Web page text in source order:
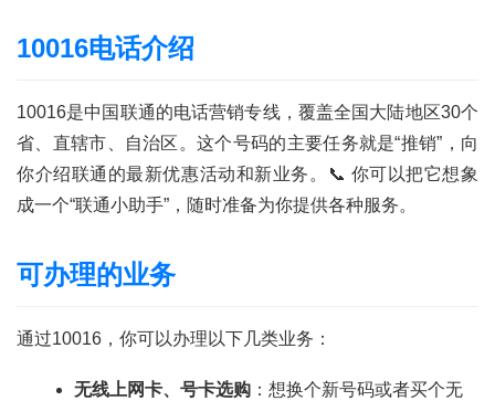
10016电话介绍
10016是中国联通的电话营销专线，覆盖全国大陆地区30个
省、直辖市、自治区。这个号码的主要任务就是“推销”，向
你介绍联通的最新优惠活动和新业务。📞 你可以把它想象
成一个“联通小助手”，随时准备为你提供各种服务。
可办理的业务
通过10016，你可以办理以下几类业务：
无线上网卡、号卡选购 ：想换个新号码或者买个无